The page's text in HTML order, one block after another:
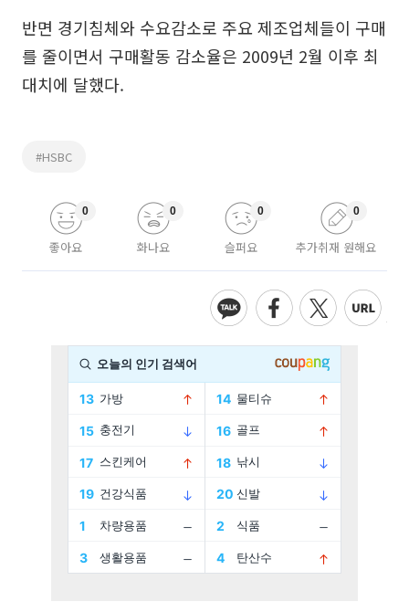
반면 경기침체와 수요감소로 주요 제조업체들이 구매
를 줄이면서 구매활동 감소율은 2009년 2월 이후 최
대치에 달했다.
#HSBC
좋아요
0
화나요
0
슬퍼요
0
추가취재 원해요
0